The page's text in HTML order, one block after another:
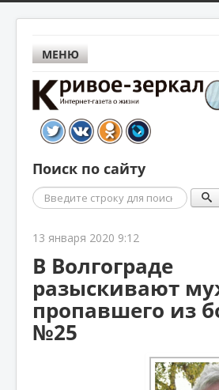
МЕНЮ
Поиск по сайту
Поиск
13 января 2020 9:12
В Волгограде
разыскивают
пропавшего из
№25